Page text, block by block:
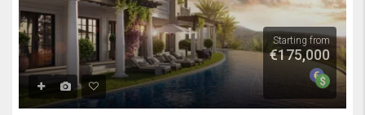
Starting from
€175,000